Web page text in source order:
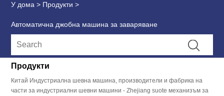
У дома > Продукти >
Автоматична джобна машина за заваряване
Продукти
Китай Индустриална шевна машина, производители и фабрика на
части за индустриални шевни машини - Zhejiang suote механизъм за